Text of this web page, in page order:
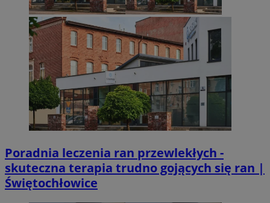
Poradnia leczenia ran przewlekłych -
skuteczna terapia trudno gojących się ran |
Świętochłowice
VISITOR_PRIVACY_METADATA
YouTube
.youtube.com